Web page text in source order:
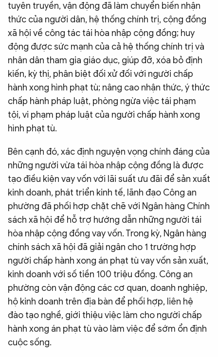
tuyên truyền, vận động đã làm chuyển biến nhận
thức của người dân, hệ thống chính trị, cộng đồng
xã hội về công tác tái hòa nhập cộng đồng; huy
động được sức mạnh của cả hệ thống chính trị và
nhân dân tham gia giáo dục, giúp đỡ, xóa bỏ định
kiến, kỳ thị, phân biệt đối xử đối với người chấp
hành xong hình phạt tù; nâng cao nhận thức, ý thức
chấp hành pháp luật, phòng ngừa việc tái phạm
tội, vi phạm pháp luật của người chấp hành xong
hình phạt tù.
Bên cạnh đó, xác định nguyện vọng chính đáng của
những người vừa tái hòa nhập cộng đồng là được
tạo điều kiện vay vốn với lãi suất ưu đãi để sản xuất
kinh doanh, phát triển kinh tế, lãnh đạo Công an
phường đã phối hợp chặt chẽ với Ngân hàng Chính
sách xã hội để hỗ trợ hướng dẫn những người tái
hòa nhập cộng đồng vay vốn. Trong kỳ, Ngân hàng
chính sách xã hội đã giải ngân cho 1 trường hợp
người chấp hành xong án phạt tù vay vốn sản xuất,
kinh doanh với số tiền 100 triệu đồng. Công an
phường còn vận động các cơ quan, doanh nghiệp,
hộ kinh doanh trên địa bàn để phối hợp, liên hệ
đào tạo nghề, giới thiệu việc làm cho người chấp
hành xong án phạt tù vào làm việc để sớm ổn định
cuộc sống.